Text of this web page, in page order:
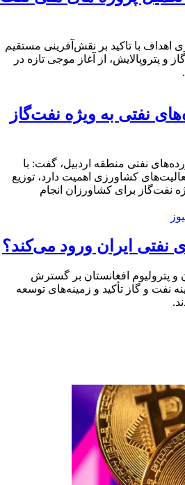
اهداف با تاکید بر نقش‌آفرینی مستقیم
و پتروپالایش، از آغاز موجی تازه در
نفتی به ویژه نفت‌گاز
نفتی منطقه اردبیل، گفت: با
کشاورزی اهمیت دارد، توزیع
نفت‌گاز برای کشاورزان انجام
نفتی ایران ورود می‌کند؟
و پترولیوم افغانستان ﺑﺮ گسترش
ﻧﻔﺖ ﻭ ﮔﺎﺯ تأﮐﯿﺪ ﻭ ﺯﻣﯿﻨﻪ‌ﻫﺎﯼ توسعه